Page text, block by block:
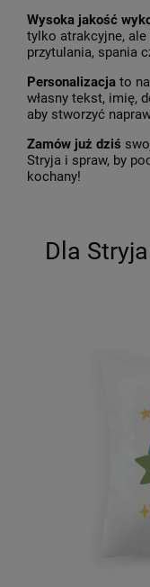
Wysoka jakość
tylko atrakcyjne, ale
przytulania, spania
Personalizacja to
własny tekst, imię,
aby stworzyć
Zamów już dziś
Stryja i spraw, by
kochany!
Dla Stryja